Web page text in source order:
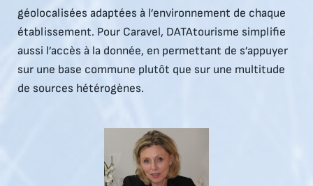
géolocalisées adaptées à l’environnement de chaque
établissement. Pour Caravel, DATAtourisme simplifie
aussi l’accès à la donnée, en permettant de s’appuyer
sur une base commune plutôt que sur une multitude
de sources hétérogènes.